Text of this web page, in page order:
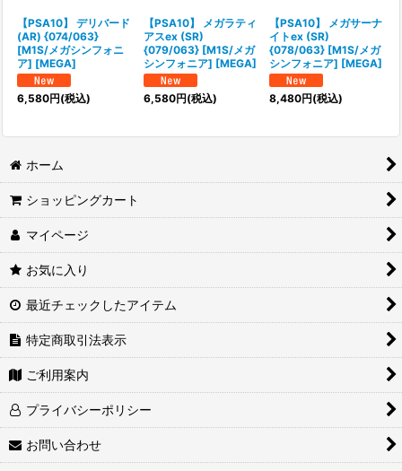
【PSA10】 デリバード
(AR) {074/063}
[M1S/メガシンフォニ
ア] [MEGA]
6,580円(税込)
【PSA10】 メガラティ
アスex (SR)
{079/063} [M1S/メガ
シンフォニア] [MEGA]
6,580円(税込)
【PSA10】 メガサーナ
イトex (SR)
{078/063} [M1S/メガ
シンフォニア] [MEGA]
8,480円(税込)
ホーム
ショッピングカート
マイページ
お気に入り
最近チェックしたアイテム
特定商取引法表示
ご利用案内
プライバシーポリシー
お問い合わせ